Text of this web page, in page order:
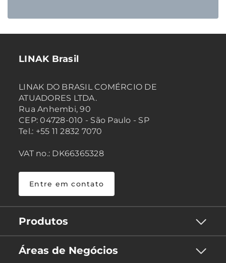
LINAK Brasil
LINAK DO BRASIL COMÉRCIO DE
ATUADORES LTDA.
Rua Anhembi, 90
CEP: 04728-010 - São Paulo - SP
Tel.: +55 11 2832 7070
VAT no.: DK66365328
Entre em contato
Produtos
Áreas de Negócios